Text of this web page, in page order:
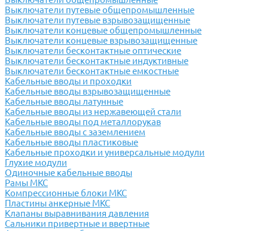
Выключатели путевые общепромышленные
Выключатели путевые взрывозащищенные
Выключатели концевые общепромышленные
Выключатели концевые взрывозащищенные
Выключатели бесконтактные оптические
Выключатели бесконтактные индуктивные
Выключатели бесконтактные емкостные
Кабельные вводы и проходки
Кабельные вводы взрывозащищенные
Кабельные вводы латунные
Кабельные вводы из нержавеющей стали
Кабельные вводы под металлорукав
Кабельные вводы с заземлением
Кабельные вводы пластиковые
Кабельные проходки и универсальные модули
Глухие модули
Одиночные кабельные вводы
Рамы МКС
Компрессионные блоки МКС
Пластины анкерные МКС
Клапаны выравнивания давления
Сальники привертные и ввертные